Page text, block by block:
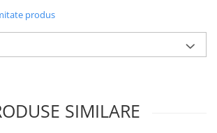
produs
SIMILARE